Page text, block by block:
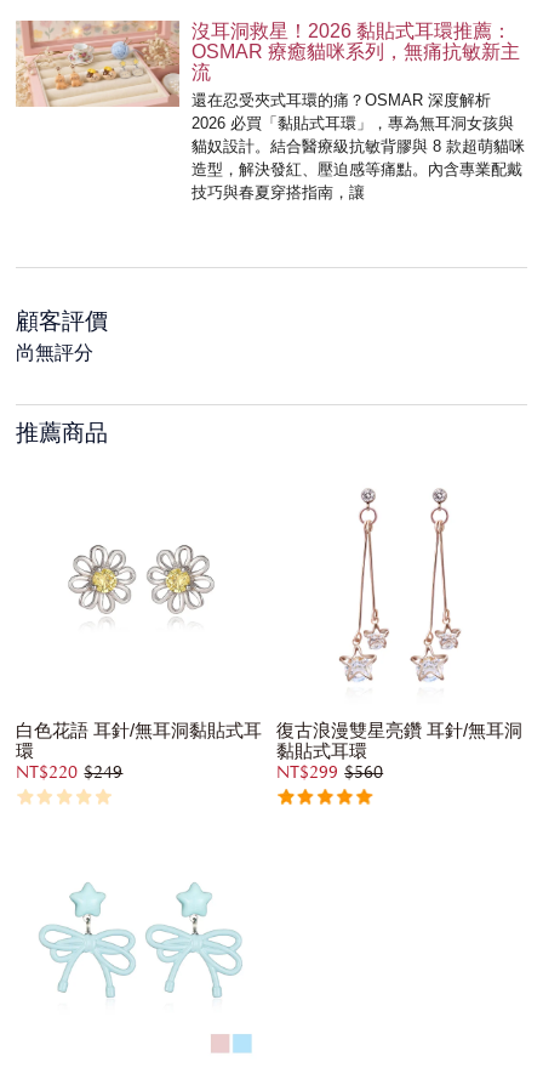
沒耳洞救星！2026 黏貼式耳環推薦：
OSMAR 療癒貓咪系列，無痛抗敏新主
流
還在忍受夾式耳環的痛？OSMAR 深度解析
2026 必買「黏貼式耳環」，專為無耳洞女孩與
貓奴設計。結合醫療級抗敏背膠與 8 款超萌貓咪
造型，解決發紅、壓迫感等痛點。內含專業配戴
技巧與春夏穿搭指南，讓
顧客評價
尚無評分
推薦商品
白色花語 耳針/無耳洞黏貼式耳
環
NT$220 $249
復古浪漫雙星亮鑽 耳針/無耳洞
黏貼式耳環
NT$299 $560